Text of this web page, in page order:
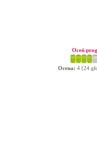
Oceń
Ocena: 4 (24